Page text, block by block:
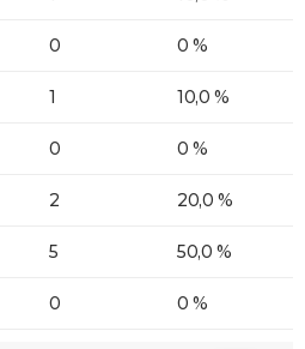
0 0 %
1 10,0 %
0 0 %
2 20,0 %
5 50,0 %
0 0 %